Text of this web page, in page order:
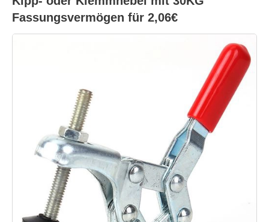
Fassungsvermögen für 2,06€